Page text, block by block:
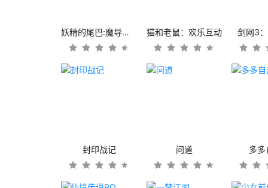
妖精的尾巴:魔导少年 猫和老鼠：欢乐互动 剑网3
封印战记 问道 多多